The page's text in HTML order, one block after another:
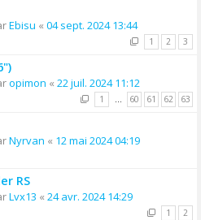
Ebisu « 04 sept. 2024 13:44
1 2 3
opimon « 22 juil. 2024 11:12
1 … 60 61 62 63
Nyrvan « 12 mai 2024 04:19
RS
Lvx13 « 24 avr. 2024 14:29
1 2